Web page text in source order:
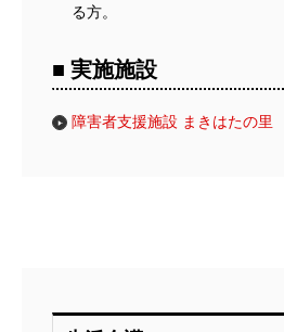
る方。
■ 実施施設
障害者支援施設 まきはたの里